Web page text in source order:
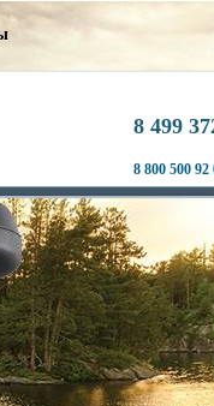
8 499
8 800 500